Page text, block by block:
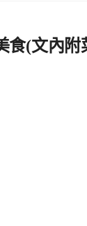
食(文內附